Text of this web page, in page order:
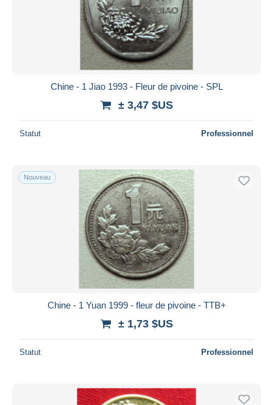
Chine - 1 Jiao 1993 - Fleur de pivoine - SPL
± 3,47 $US
Statut Professionnel
Nouveau
Chine - 1 Yuan 1999 - fleur de pivoine - TTB+
± 1,73 $US
Statut Professionnel